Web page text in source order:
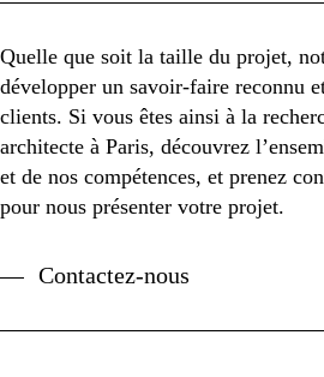
Quelle que soit la taille du projet,
développer un savoir-faire reconnu
clients. Si vous êtes ainsi à la
architecte à Paris, découvrez
et de nos compétences, et prenez
pour nous présenter votre projet.
Contactez-nous